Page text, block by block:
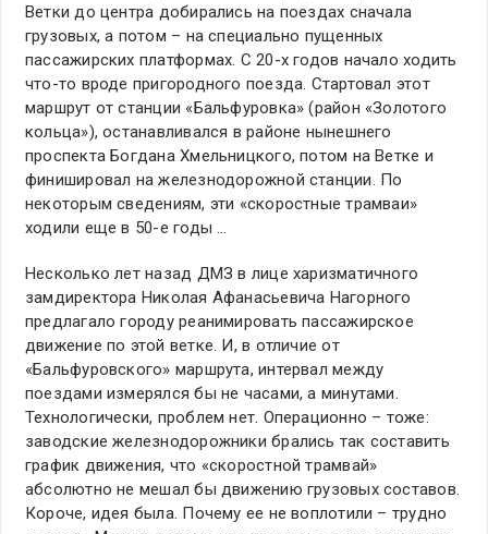
Ветки до центра добирались на поездах сначала
грузовых, а потом – на специально пущенных
пассажирских платформах. С 20-х годов начало ходить
что-то вроде пригородного поезда. Стартовал этот
маршрут от станции «Бальфуровка» (район «Золотого
кольца»), останавливался в районе нынешнего
проспекта Богдана Хмельницкого, потом на Ветке и
финишировал на железнодорожной станции. По
некоторым сведениям, эти «скоростные трамваи»
ходили еще в 50-е годы …
Несколько лет назад ДМЗ в лице харизматичного
замдиректора Николая Афанасьевича Нагорного
предлагало городу реанимировать пассажирское
движение по этой ветке. И, в отличие от
«Бальфуровского» маршрута, интервал между
поездами измерялся бы не часами, а минутами.
Технологически, проблем нет. Операционно – тоже:
заводские железнодорожники брались так составить
график движения, что «скоростной трамвай»
абсолютно не мешал бы движению грузовых составов.
Короче, идея была. Почему ее не воплотили – трудно